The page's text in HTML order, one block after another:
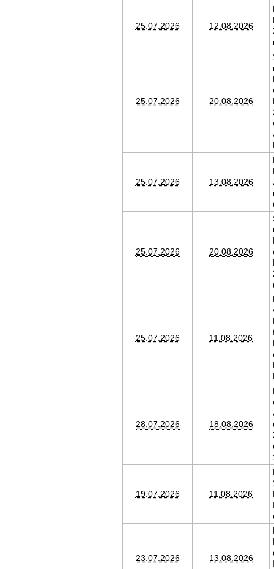
25.07.2026 12.08.2026
25.07.2026 20.08.2026
25.07.2026 13.08.2026
25.07.2026 20.08.2026
25.07.2026 11.08.2026
28.07.2026 18.08.2026
19.07.2026 11.08.2026
23.07.2026 13.08.2026